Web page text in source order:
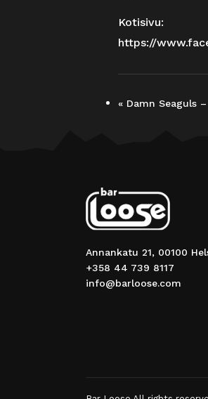
Kotisivu:
https://
« Damn Seaguls
Annankatu 21, 00100
+358 44 739 8117
info@barloose.com